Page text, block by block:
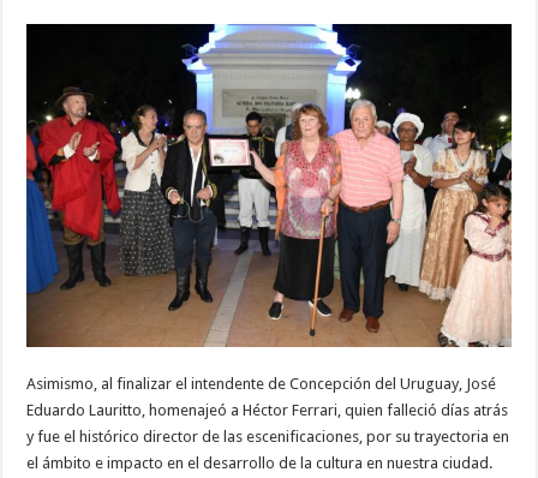
Asimismo, al finalizar el intendente de Concepción del Uruguay, José
Eduardo Lauritto, homenajeó a Héctor Ferrari, quien falleció días atrás
y fue el histórico director de las escenificaciones, por su trayectoria en
el ámbito e impacto en el desarrollo de la cultura en nuestra ciudad.